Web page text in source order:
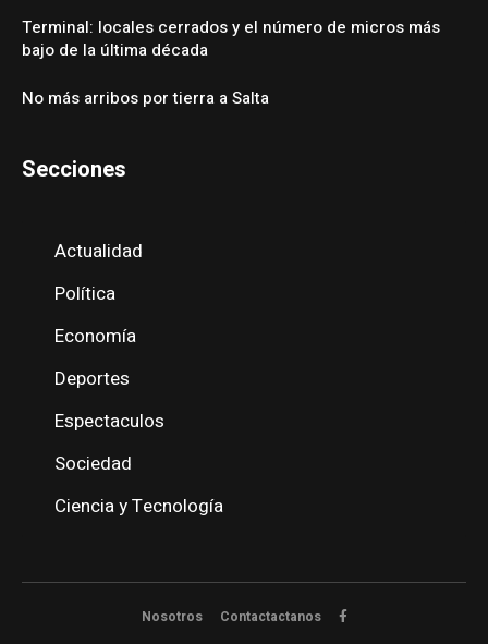
Terminal: locales cerrados y el número de micros más
bajo de la última década
No más arribos por tierra a Salta
Secciones
Actualidad
Política
Economía
Deportes
Espectaculos
Sociedad
Ciencia y Tecnología
Nosotros Contactactanos